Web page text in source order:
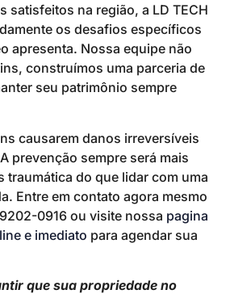
satisfeitos na região, a LD TECH
os desafios específicos
apresenta. Nossa equipe não
construímos uma parceria de
seu patrimônio sempre
causarem danos irreversíveis
prevenção sempre será mais
traumática do que lidar com uma
Entre em contato agora mesmo
0916 ou visite nossa pagina
e imediato para agendar sua
que sua propriedade no